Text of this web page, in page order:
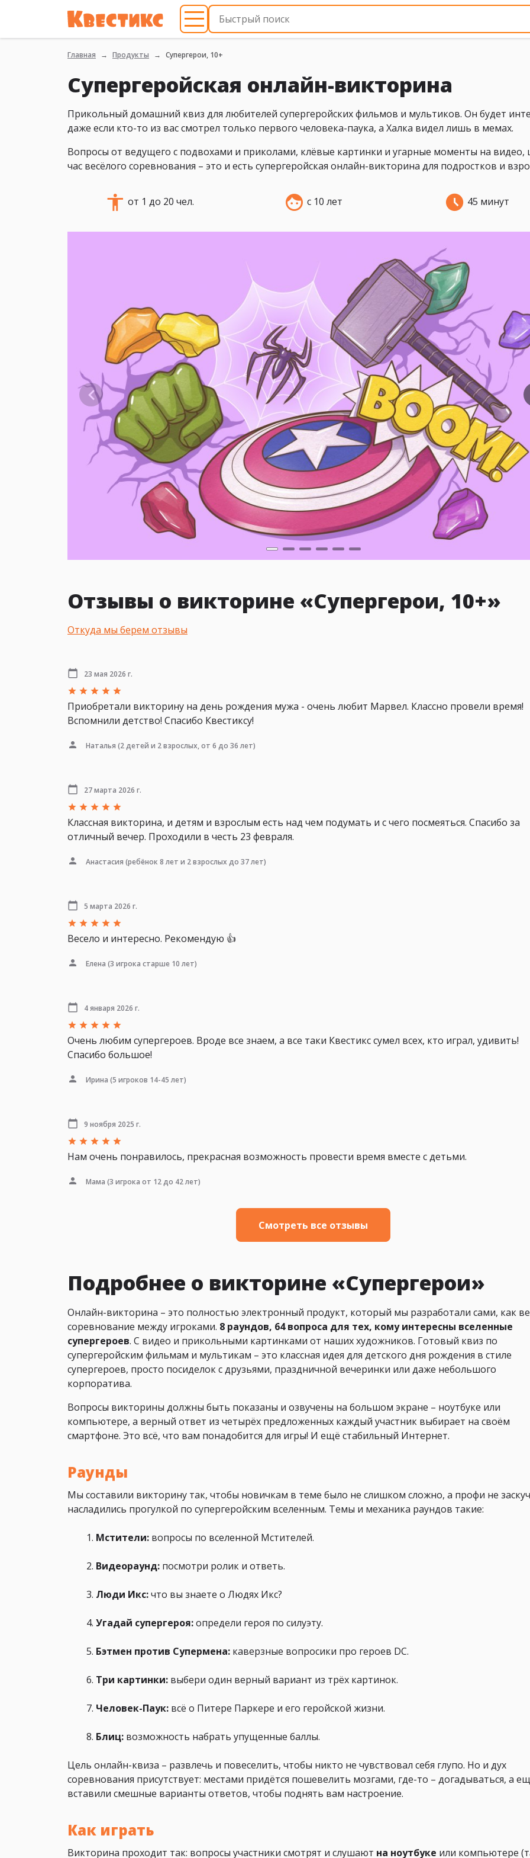
Главная Продукты Супергерои, 10+
Супергеройская онлайн-викторина
Прикольный домашний квиз для любителей супергеройских фильмов и мультиков. Он будет
даже если кто-то из вас смотрел только первого человека-паука, а Халка видел лишь в мемах.
Вопросы от ведущего с подвохами и приколами, клёвые картинки и угарные моменты на видео,
час весёлого соревнования – это и есть супергеройская онлайн-викторина для подростков и
от 1 до 20 чел. с 10 лет 45 минут
Отзывы о викторине «Супергерои, 10+»
Откуда мы берем отзывы
23 мая 2026 г.
Приобретали викторину на день рождения мужа - очень любит Марвел. Классно провели время!
Вспомнили детство! Спасибо Квестиксу!
Наталья (2 детей и 2 взрослых, от 6 до 36 лет)
27 марта 2026 г.
Классная викторина, и детям и взрослым есть над чем подумать и с чего посмеяться. Спасибо за
отличный вечер. Проходили в честь 23 февраля.
Анастасия (ребёнок 8 лет и 2 взрослых до 37 лет)
5 марта 2026 г.
Весело и интересно. Рекомендую 👍
Елена (3 игрока старше 10 лет)
4 января 2026 г.
Очень любим супергероев. Вроде все знаем, а все таки Квестикс сумел всех, кто играл, удивить!
Спасибо большое!
Ирина (5 игроков 14-45 лет)
9 ноября 2025 г.
Нам очень понравилось, прекрасная возможность провести время вместе с детьми.
Мама (3 игрока от 12 до 42 лет)
Смотреть все отзывы
Подробнее о викторине «Супергерои»
Онлайн-викторина – это полностью электронный продукт, который мы разработали сами, как
соревнование между игроками. 8 раундов, 64 вопроса для тех, кому интересны вселенные
супергероев. С видео и прикольными картинками от наших художников. Готовый квиз по
супергеройским фильмам и мультикам – это классная идея для детского дня рождения в стиле
супергероев, просто посиделок с друзьями, праздничной вечеринки или даже небольшого
корпоратива.
Вопросы викторины должны быть показаны и озвучены на большом экране – ноутбуке или
компьютере, а верный ответ из четырёх предложенных каждый участник выбирает на своём
смартфоне. Это всё, что вам понадобится для игры! И ещё стабильный Интернет.
Раунды
Мы составили викторину так, чтобы новичкам в теме было не слишком сложно, а профи не
насладились прогулкой по супергеройским вселенным. Темы и механика раундов такие:
Мстители: вопросы по вселенной Мстителей.
Видеораунд: посмотри ролик и ответь.
Люди Икс:что вы знаете о Людях Икс?
Угадай супергероя:определи героя по силуэту.
Бэтмен против Супермена: каверзные вопросики про героев DC.
Три картинки: выбери один верный вариант из трёх картинок.
Человек-Паук: всё о Питере Паркере и его геройской жизни.
Блиц: возможность набрать упущенные баллы.
Цель онлайн-квиза – развлечь и повеселить, чтобы никто не чувствовал себя глупо. Но и дух
соревнования присутствует: местами придётся пошевелить мозгами, где-то – догадываться, а
вставили смешные варианты ответов, чтобы поднять вам настроение.
Как играть
Викторина проходит так: вопросы участники смотрят и слушают на ноутбуке или компьютере